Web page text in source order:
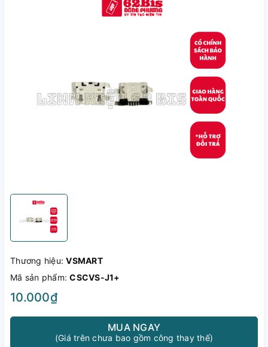
Thương hiệu:VSMART
Mã sản phẩm:CSCVS-J1+
10.000₫
MUA NGAY
(Giá trên chưa bao gồm công thay thế)